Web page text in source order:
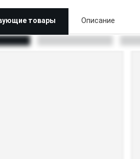
товары Описание